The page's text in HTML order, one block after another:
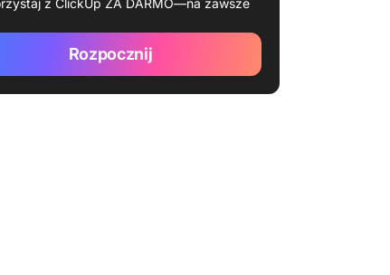
z ClickUp ZA DARMO—na zawsze
Rozpocznij